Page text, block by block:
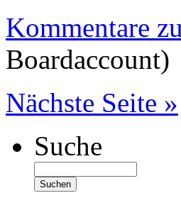
Kommentare
Boardaccount)
Nächste Seite »
Suche